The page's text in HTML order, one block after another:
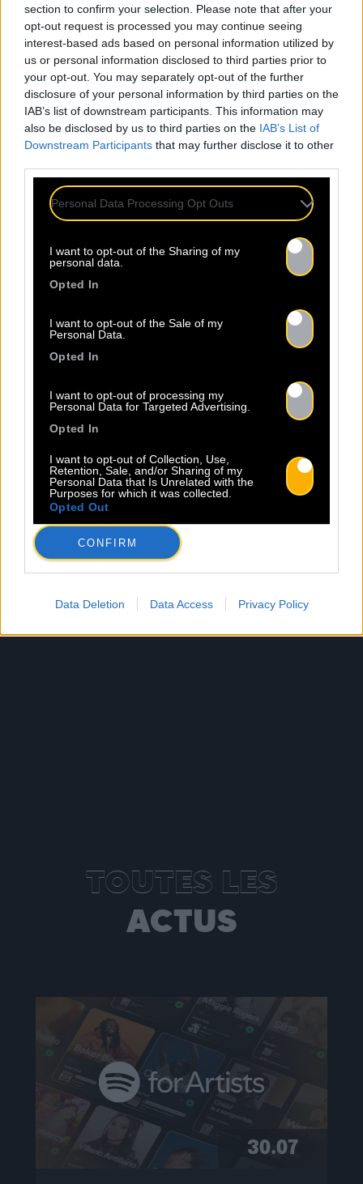
section to confirm your selection. Please note that after your
opt-out request is processed you may continue seeing
interest-based ads based on personal information utilized by
us or personal information disclosed to third parties prior to
your opt-out. You may separately opt-out of the further
disclosure of your personal information by third parties on the
IAB’s list of downstream participants. This information may
also be disclosed by us to third parties on the IAB’s List of
Downstream Participants that may further disclose it to other
Personal Data Processing Opt Outs
I want to opt-out of the Sharing of my
personal data.
Opted In
I want to opt-out of the Sale of my
Personal Data.
Opted In
I want to opt-out of processing my
Personal Data for Targeted Advertising.
Opted In
I want to opt-out of Collection, Use,
Retention, Sale, and/or Sharing of my
Personal Data that Is Unrelated with the
Purposes for which it was collected.
Opted Out
CONFIRM
Data Deletion Data Access Privacy Policy
l’amènent rapidement à accompagner en tant que
sideman, sur les plus gros festivals, des artistes
internationaux tels que Barrington Levy, Lee
Scratch Perry, Ijahman Levi, Horace Andy, Ken
Boothe et bien d’autres encore, sans oublier des
chanteuses Pop/Soul comme Zaho ou Kimberose.
Kubix produit également beaucoup. Il compose,
arrange, réalise et crée en 2005Attik Studiod’où
sortent de nombreux projets. En 2015 et 2017,
remporte d’ailleurs 2 Grammy Awards en tant
que guitariste.
C’est après presque 20 ans au service des autres
qu’il décide en 2017 de composer et d’enregistrer
son premier album solo
, totalement
instrumental.
Activist, une perle de jazz jamaïcain instrumental,
dans lequel il ne s’interdit rien. Il ne s’agit pas de
musique savante, mais de musique intelligente,
celle qui honore l’être humain, le grandit, en deux
mots : Celles d’un Music Activist.
TOUTES LES
ACTUS
30.07